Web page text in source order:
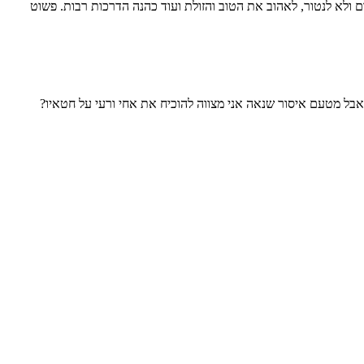
בדף צור קשר ונצרף אתכם לרשימת התפוצה
לשלוח לנו את הזיווג שלנו. בהצלחה
ולא לנטור, לאהוב את הטוב והזולת ועוד כהנה הדרכות רבות. פשוט
אבל מטעם איסור שנאה אני מצווה להוכיח את אחי ורעי על חטאיו?